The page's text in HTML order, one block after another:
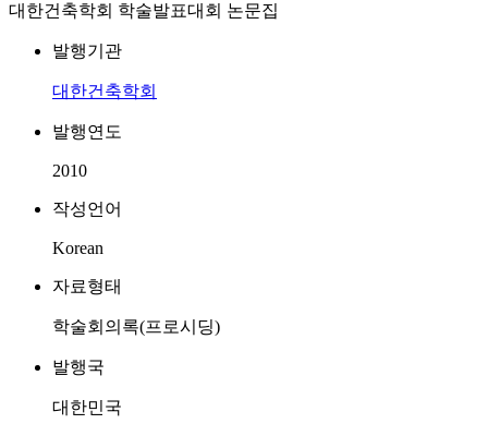
대한건축학회 학술발표대회 논문집
발행기관
대한건축학회
발행연도
2010
작성언어
Korean
자료형태
학술회의록(프로시딩)
발행국
대한민국